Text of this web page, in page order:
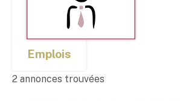
Emplois
2 annonces trouvées